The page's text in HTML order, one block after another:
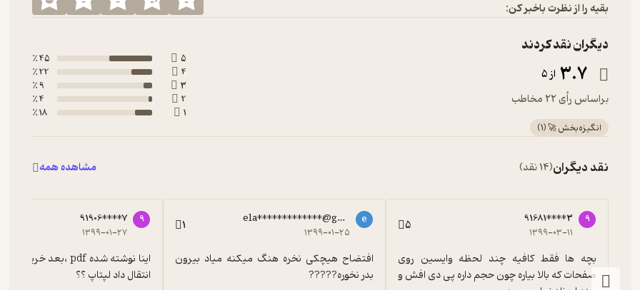
بقیه را از نظرت باخبر کن:
دیگران نقد کردند
3.7 از 5
براساس رأی 22 مخاطب
انگیزه‌بخش 🚀(
1
)
5
45 ٪
4
22 ٪
3
9 ٪
2
4 ٪
1
18 ٪
نقد دیگران(14 نقد) مشاهده همه
9
91681****3
۱۳۹۹-۰۳-۱۱ 5
e
ela*************@gmail.com
۱۳۹۹-۰۱-۲۵ 1
بدر نخوره?????
9
91906****7
۱۳۹۹-۰۱-۲۷
انتقال داد لپتاپ ؟؟